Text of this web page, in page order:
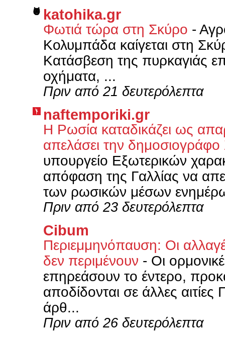
katohika.gr
Φωτιά τώρα στη Σκύρο -
Κολυμπάδα καίγεται στη
Κατάσβεση της πυρκαγιάς
οχήματα, ...
Πριν από 21 δευτερόλεπτα
naftemporiki.gr
Η Ρωσία καταδικάζει ως
απελάσει την
υπουργείο Εξωτερικών
απόφαση της Γαλλίας να
των ρωσικών μέσων
Πριν από 23 δευτερόλεπτα
Cibum
Περιεμμηνόπαυση: Οι
δεν περιμένουν - Οι
επηρεάσουν το έντερο,
αποδίδονται σε άλλες
άρθ...
Πριν από 26 δευτερόλεπτα